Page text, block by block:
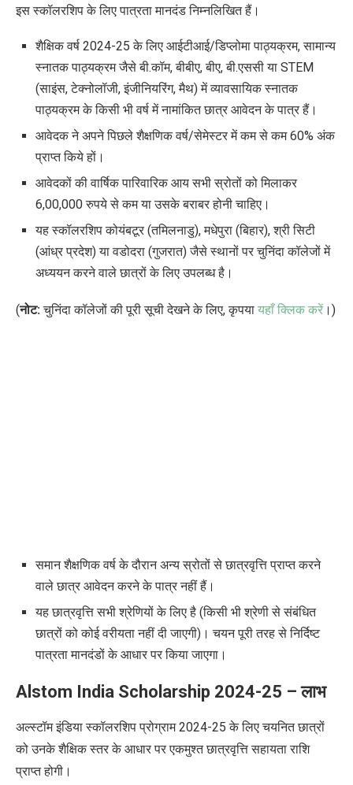
इस स्कॉलरशिप के लिए पात्रता मानदंड निम्नलिखित हैं।
शैक्षिक वर्ष 2024-25 के लिए आईटीआई/डिप्लोमा पाठ्यक्रम, सामान्य
स्नातक पाठ्यक्रम जैसे बी.कॉम, बीबीए, बीए, बी.एससी या STEM
(साइंस, टेक्नोलॉजी, इंजीनियरिंग, मैथ) में व्यावसायिक स्नातक
पाठ्यक्रम के किसी भी वर्ष में नामांकित छात्र आवेदन के पात्र हैं।
आवेदक ने अपने पिछले शैक्षणिक वर्ष/सेमेस्टर में कम से कम 60% अंक
प्राप्त किये हों।
आवेदकों की वार्षिक पारिवारिक आय सभी स्रोतों को मिलाकर
6,00,000 रुपये से कम या उसके बराबर होनी चाहिए।
यह स्कॉलरशिप कोयंबटूर (तमिलनाडु), मधेपुरा (बिहार), श्री सिटी
(आंध्र प्रदेश) या वडोदरा (गुजरात) जैसे स्थानों पर चुनिंदा कॉलेजों में
अध्ययन करने वाले छात्रों के लिए उपलब्ध है।
(नोट:चुनिंदा कॉलेजोंकीपूरी सूची देखने के लिए,कृपया यहाँ क्लिक करें । )
समान शैक्षणिक वर्ष के दौरान अन्य स्रोतों से छात्रवृत्ति प्राप्त करने
वाले छात्र आवेदन करने के पात्र नहीं हैं।
यह छात्रवृत्ति सभी श्रेणियों के लिए है (किसी भी श्रेणी से संबंधित
छात्रों को कोई वरीयता नहीं दी जाएगी)। चयन पूरी तरह से निर्दिष्ट
पात्रता मानदंडों के आधार पर किया जाएगा।
Alstom India Scholarship 2024-25 – लाभ
अल्स्टॉम इंडिया स्कॉलरशिप प्रोग्राम 2024-25 के लिए चयनित छात्रों
को उनके शैक्षिक स्तर के आधार परएकमुश्त छात्रवृत्ति सहायता राशि
प्राप्त होगी।